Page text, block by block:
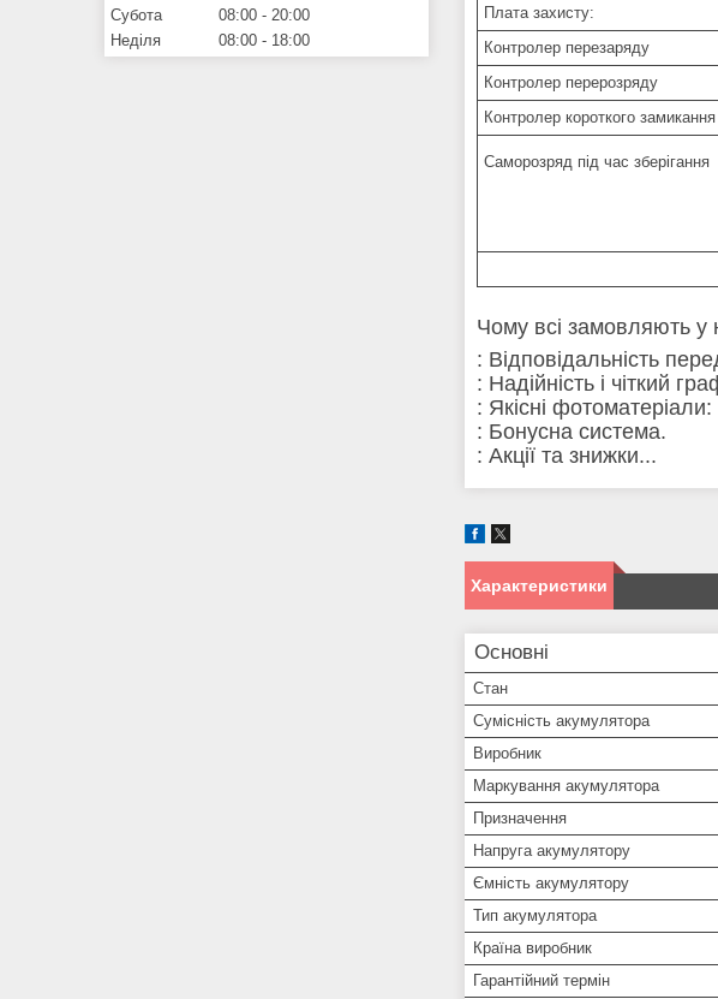
Плата захисту:
Контролер перезаряду
Контролер перерозряду
Контролер короткого замикання
Саморозряд під час зберігання
Чому всі замовляють у
: Відповідальність
: Надійність і чіткий
: Якісні
: Бонусна система.
: Акції та знижки...
Характеристики
Основні
Стан
Сумісність акумулятора
Виробник
Маркування акумулятора
Призначення
Напруга акумулятору
Ємність акумулятору
Тип акумулятора
Країна виробник
Гарантійний термін
Субота
08:00
20:00
Неділя
08:00 18:00